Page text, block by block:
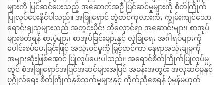
များကို ပြင်ဆင်ပေးသည့် အဆောက်အဦ ပြင်ဆင်မှုများကို စိတ်ကြိုက်
ပြုလုပ်ပေးနိုင်ပါသည်။ အဖြူရောင် တွဲတင်ကုလားကီး ကျွမ်းကျင်သော
ရောင်းချသူများသည် အတွင်းပိုင်း သိုလှောင်ရာ အဆောင်းများ၊ စာအုပ်
များဖတ်ရန် စားပွဲများ၊ စာအုပ်ခြင်းများနှင့် လုံခြုံရေး အင်္ဂါရပ်များကို
ပေါင်းစပ်ပေးခြင်းဖြင့် အသုံးဝင်မှုကို မြှင့်တင်ကာ နေရာအသုံးချမှုကို
အများဆုံးဖြစ်အောင် ပြုလုပ်ပေးပါသည်။ အရောင်စိတ်ကြိုက်ပြုလုပ်မှု
တွင် စံအဖြူရောင်အပြင်အဆင်များအပြင် အခန်းအတွင်း အလှဆင်မှုနှင့်
ပုဂ္ဂိုလ်ရေး စိတ်ကြိုက်နှစ်သက်မှုများနှင့် ကိုက်ညီစေရန် ပုံမှန်မဟုတ်